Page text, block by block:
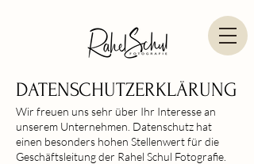
DATENSCHUTZERKLÄRUNG
Wir freuen uns sehr über Ihr Interesse an
unserem Unternehmen. Datenschutz hat
einen besonders hohen Stellenwert für die
Geschäftsleitung der Rahel Schul Fotografie.